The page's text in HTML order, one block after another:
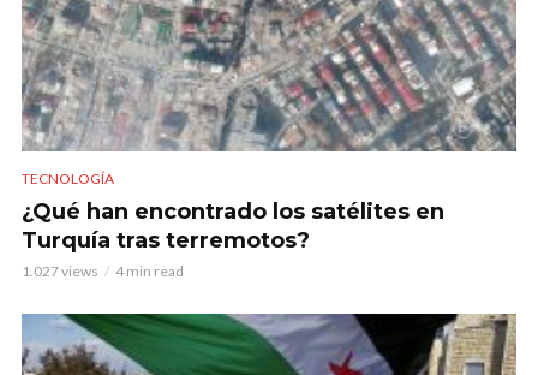
TECNOLOGÍA
¿Qué han encontrado los satélites en
Turquía tras terremotos?
1.027 views 4 min read